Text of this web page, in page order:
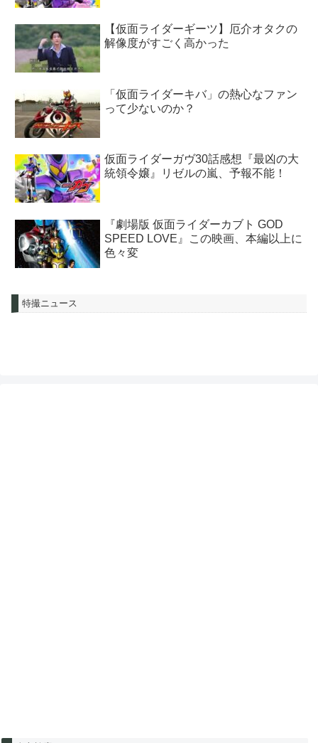
【仮面ライダーギーツ】厄介オタクの
解像度がすごく高かった
「仮面ライダーキバ」の熱心なファン
って少ないのか？
仮面ライダーガヴ30話感想『最凶の大
統領令嬢』リゼルの嵐、予報不能！
『劇場版 仮面ライダーカブト GOD
SPEED LOVE』この映画、本編以上に
色々変
特撮ニュース